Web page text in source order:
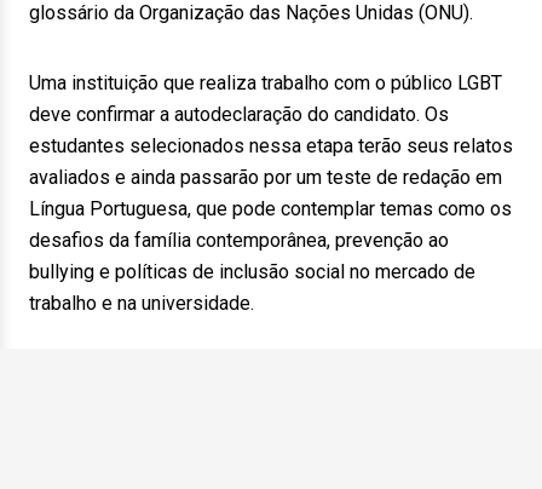
glossário da Organização das Nações Unidas (ONU).
Uma instituição que realiza trabalho com o público LGBT
deve confirmar a autodeclaração do candidato. Os
estudantes selecionados nessa etapa terão seus relatos
avaliados e ainda passarão por um teste de redação em
Língua Portuguesa, que pode contemplar temas como os
desafios da família contemporânea, prevenção ao
bullying e políticas de inclusão social no mercado de
trabalho e na universidade.